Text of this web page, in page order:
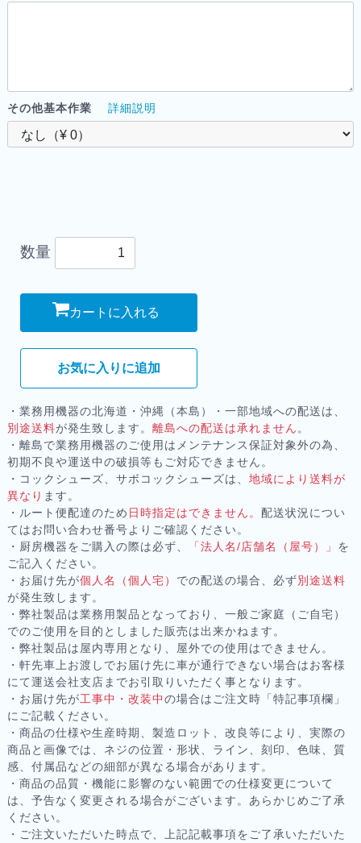
その他基本作業 詳細説明
数量
カートに入れる
お気に入りに追加
・業務用機器の北海道・沖縄（本島）・一部地域への配送は、
別途送料が発生致します。 離島への配送は承れません 。
・離島で業務用機器のご使用はメンテナンス保証対象外の為、
初期不良や運送中の破損等もご対応できません。
・コックシューズ、サボコックシューズは、 地域により送料が
異なり ます。
・ルート便配達のため 日時指定はできません。 配送状況につい
てはお問い合わせ番号よりご確認ください。
・厨房機器をご購入の際は必ず、
「法人名/店舗名（屋号）」 を
ご記入ください。
・お届け先が個人名（個人宅） での配送の場合、必ず別途送料
が発生致します。
・弊社製品は業務用製品となっており、一般ご家庭（ご自宅）
でのご使用を目的としました販売は出来かねます。
・弊社製品は屋内専用となり、屋外での使用はできません。
・軒先車上お渡しでお届け先に車が通行できない場合はお客様
にて運送会社支店までお引取りいただく事となります。
・お届け先が工事中・改装中の場合はご注文時「特記事項欄」
にご記載ください。
・商品の仕様や生産時期、製造ロット、改良等により、実際の
商品と画像では、ネジの位置・形状、ライン、刻印、色味、質
感、付属品などの細部が異なる場合があります。
・商品の品質・機能に影響のない範囲での仕様変更について
は、予告なく変更される場合がございます。あらかじめご了承
ください。
・ご注文いただいた時点で、上記記載事項をご了承いただいた